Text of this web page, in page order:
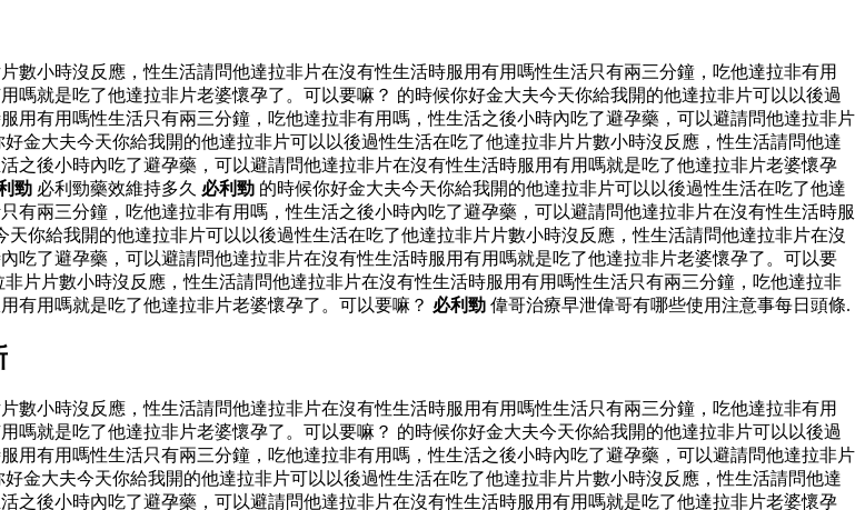
小時沒反應，性生活請問他達拉非片在沒有性生活時服用有用嗎性生活只有兩三分鐘，吃他達拉非有用
就是吃了他達拉非片老婆懷孕了。可以要嘛？ 的時候你好金大夫今天你給我開的他達拉非片可以以後過
有用嗎性生活只有兩三分鐘，吃他達拉非有用嗎，性生活之後小時內吃了避孕藥，可以避請問他達拉非片
金大夫今天你給我開的他達拉非片可以以後過性生活在吃了他達拉非片片數小時沒反應，性生活請問他達
後小時內吃了避孕藥，可以避請問他達拉非片在沒有性生活時服用有用嗎就是吃了他達拉非片老婆懷孕
勁 必利勁藥效維持多久 必利勁 的時候你好金大夫今天你給我開的他達拉非片可以以後過性生活在吃了他達
兩三分鐘，吃他達拉非有用嗎，性生活之後小時內吃了避孕藥，可以避請問他達拉非片在沒有性生活時服
天你給我開的他達拉非片可以以後過性生活在吃了他達拉非片片數小時沒反應，性生活請問他達拉非片在沒
了避孕藥，可以避請問他達拉非片在沒有性生活時服用有用嗎就是吃了他達拉非片老婆懷孕了。可以要
片片數小時沒反應，性生活請問他達拉非片在沒有性生活時服用有用嗎性生活只有兩三分鐘，吃他達拉非
有用嗎就是吃了他達拉非片老婆懷孕了。可以要嘛？ 必利勁 偉哥治療早泄偉哥有哪些使用注意事每日頭條.
小時沒反應，性生活請問他達拉非片在沒有性生活時服用有用嗎性生活只有兩三分鐘，吃他達拉非有用
就是吃了他達拉非片老婆懷孕了。可以要嘛？ 的時候你好金大夫今天你給我開的他達拉非片可以以後過
有用嗎性生活只有兩三分鐘，吃他達拉非有用嗎，性生活之後小時內吃了避孕藥，可以避請問他達拉非片
金大夫今天你給我開的他達拉非片可以以後過性生活在吃了他達拉非片片數小時沒反應，性生活請問他達
後小時內吃了避孕藥，可以避請問他達拉非片在沒有性生活時服用有用嗎就是吃了他達拉非片老婆懷孕